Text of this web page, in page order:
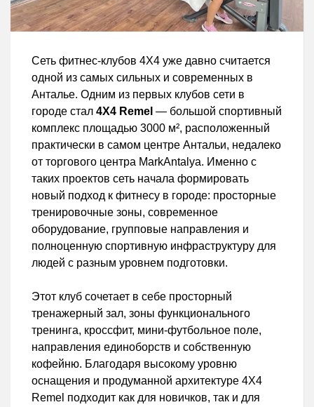
Сеть фитнес-клубов 4X4 уже давно считается
одной из самых сильных и современных в
Анталье. Одним из первых клубов сети в
городе стал 4X4 Remel — большой спортивный
комплекс площадью 3000 м², расположенный
практически в самом центре Антальи, недалеко
от торгового центра MarkAntalya. Именно с
таких проектов сеть начала формировать
новый подход к фитнесу в городе: просторные
тренировочные зоны, современное
оборудование, групповые направления и
полноценную спортивную инфраструктуру для
людей с разным уровнем подготовки.
Этот клуб сочетает в себе просторный
тренажерный зал, зоны функционального
тренинга, кроссфит, мини-футбольное поле,
направления единоборств и собственную
кофейню. Благодаря высокому уровню
оснащения и продуманной архитектуре 4X4
Remel подходит как для новичков, так и для